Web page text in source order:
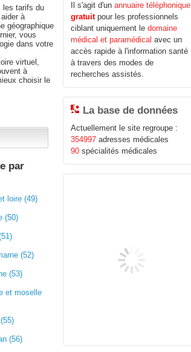
les tarifs du
à
géographique
vous
dans votre
virtuel,
à
choisir le
par
loire (49)
(50)
(52)
(53)
et moselle
(56)
Il s'agit d'unannuaire téléphonique
gratuitpour les professionnels
ciblant uniquement ledomaine
médical et paramédical avec un
accès rapide à l'information santé
à travers des modes de
recherches assistés.
La base de données
Actuellement le site regroupe :
354997 adresses médicales
90 spécialités médicales